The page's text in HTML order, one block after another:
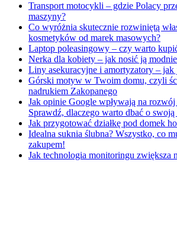
Transport motocykli – gdzie Polacy
maszyny?
Co wyróżnia skutecznie rozwiniętą
kosmetyków od marek masowych?
Laptop poleasingowy – czy warto
Nerka dla kobiety – jak nosić ją
Liny asekuracyjne i amortyzatory –
Górski motyw w Twoim domu, czyli
nadrukiem Zakopanego
Jak opinie Google wpływają na
Sprawdź, dlaczego warto dbać o
Jak przygotować działkę pod domek
Idealna suknia ślubna? Wszystko, co
zakupem!
Jak technologia monitoringu zwiększa